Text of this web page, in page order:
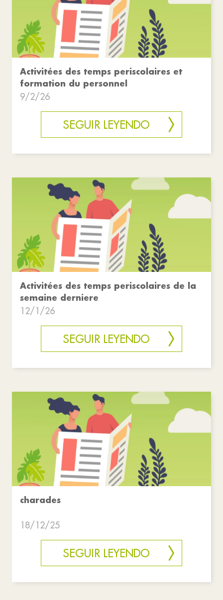
Activitées des temps periscolaires et
formation du personnel
9/2/26
SEGUIR LEYENDO
Activitées des temps periscolaires de la
semaine derniere
12/1/26
SEGUIR LEYENDO
charades
18/12/25
SEGUIR LEYENDO